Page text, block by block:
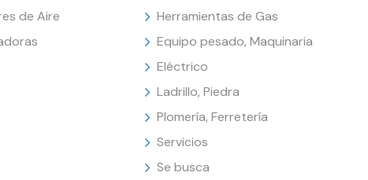
de Aire
Herramientas de Gas
Equipo pesado, Maquinaria
Eléctrico
Ladrillo, Piedra
Plomería, Ferretería
Servicios
Se busca